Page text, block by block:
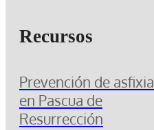
Recursos
Prevención de asfixia
en Pascua de
Resurrección